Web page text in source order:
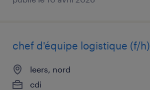
chef d'équipe logistique (f/h)
leers, nord
cdi